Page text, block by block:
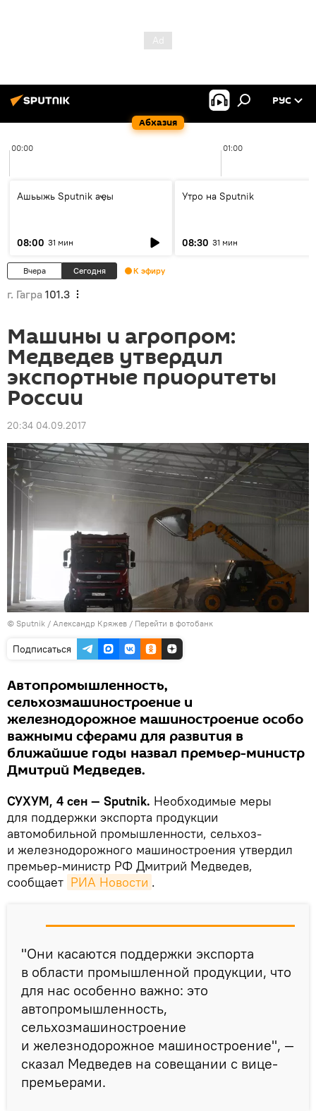
Абхазия
РУС
00:00 01:00
Ашьыжь Sputnik аҿы
08:00 31 мин
Утро на Sputnik
08:30 31 мин
Вчера Сегодня К эфиру
г. Гагра 101.3
Машины и агропром:
Медведев утвердил
экспортные приоритеты
России
20:34 04.09.2017
© Sputnik / Александр Кряжев / Перейти в фотобанк
Подписаться
Автопромышленность,
сельхозмашиностроение и
железнодорожное машиностроение особо
важными сферами для развития в
ближайшие годы назвал премьер-министр
Дмитрий Медведев.
СУХУМ, 4 сен — Sputnik. Необходимые меры
для поддержки экспорта продукции
автомобильной промышленности, сельхоз-
и железнодорожного машиностроения утвердил
премьер-министр РФ Дмитрий Медведев,
сообщает РИА Новости .
"Они касаются поддержки экспорта
в области промышленной продукции, что
для нас особенно важно: это
автопромышленность,
сельхозмашиностроение
и железнодорожное машиностроение", —
сказал Медведев на совещании с вице-
премьерами.